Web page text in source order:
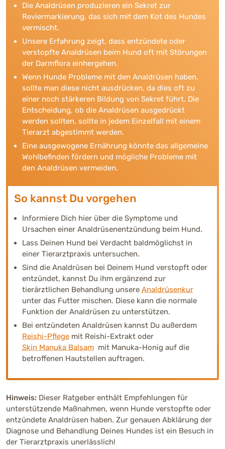
Hunde mit entzündeten Analdrüsen
Welche Hausmittel können helfen, wenn mein Hund
entzündete Analdrüsen hat?
Wie lange dauert eine Analdrüsenentzündung beim
Hund?
Rutscht mein Hund auf dem Po, weil seine
Analdrüsen verstopft sind?
Kann man die Analdrüsen beim Hund selber
ausdrücken?
Wie kann man eine Analdrüsenentzündung
vorbeugen?
Die Analdrüsen produzieren ein Sekret zur
Reviermarkierung, das sich mit dem Kot des Hundes
vermischt.
Unsere Erfahrung zeigt, dass entzündete oder
verstopfte Analdrüsen beim Hund oft mit Störungen
der Darmflora einhergehen.
Wenn Hunde Probleme mit den Analdrüsen haben,
sollte man diese nicht ausdrücken, da dies oft zu
einer noch stärkeren Bildung von Sekret führt. Die
Entscheidung, ob die Analdrüsen ausgedrückt
werden sollten, sollte in jedem Einzelfall mit einem
Tierarzt abgestimmt werden.
Eine ausgewogene Ernährung könnte das allgemeine
Wohlbefinden fördern und mögliche Probleme mit
den Analdrüsen vermeiden.
So kannst Du vorgehen
Informiere Dich hier über die Symptome und
Ursachen einer Analdrüsenentzündung beim Hund.
Lass Deinen Hund bei Verdacht baldmöglichst in
einer Tierarztpraxis untersuchen.
Sind die Analdrüsen bei Deinem Hund verstopft oder
entzündet, kannst Du ihm ergänzend zur
tierärztlichen Behandlung unsere Analdrüsenkur
unter das Futter mischen. Diese kann die normale
Funktion der Analdrüsen zu unterstützen.
Bei entzündeten Analdrüsen kannst Du außerdem
Reishi-Pflege mit Reishi-Extrakt oder
Skin Manuka Balsam mit Manuka-Honig auf die
betroffenen Hautstellen auftragen.
Hinweis: Dieser Ratgeber enthält Empfehlungen für
unterstützende Maßnahmen, wenn Hunde verstopfte oder
entzündete Analdrüsen haben. Zur genauen Abklärung der
Diagnose und Behandlung Deines Hundes ist ein Besuch in
der Tierarztpraxis unerlässlich!